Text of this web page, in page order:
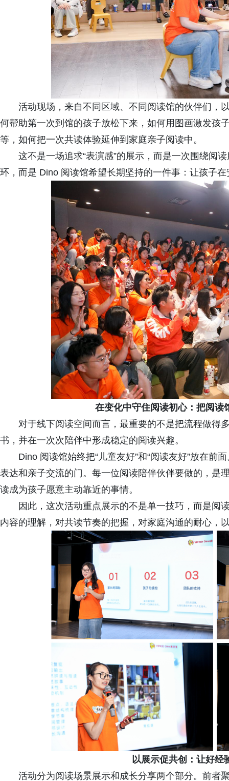
活动现场，来自不同区域、不同阅读馆的伙伴们，
何帮助第一次到馆的孩子放松下来，如何用图画激发孩
等，如何把一次共读体验延伸到家庭亲子阅读中。
这不是一场追求“表演感”的展示，而是一次围绕阅
环，而是 Dino 阅读馆希望长期坚持的一件事：让孩子
在变化中守住阅读初心：把阅读
对于线下阅读空间而言，最重要的不是把流程做得
书，并在一次次陪伴中形成稳定的阅读兴趣。
Dino 阅读馆始终把“儿童友好”和“阅读友好”放在前
表达和亲子交流的门。每一位阅读陪伴伙伴要做的，是
读成为孩子愿意主动靠近的事情。
因此，这次活动重点展示的不是单一技巧，而是阅
内容的理解，对共读节奏的把握，对家庭沟通的耐心，
以展示促共创：让好经
活动分为阅读场景展示和成长分享两个部分。前者